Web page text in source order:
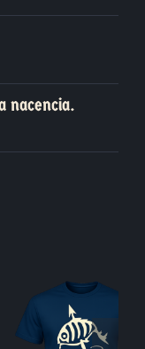
nacencia.